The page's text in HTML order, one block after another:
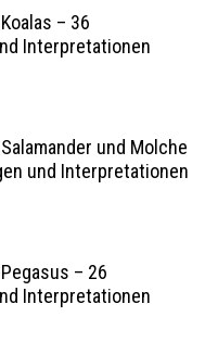
– 36
Interpretationen
und Molche
und Interpretationen
– 26
Interpretationen